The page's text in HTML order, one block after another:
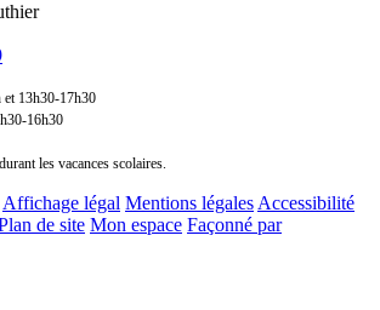
et 13h30-17h30
16h30
les vacances scolaires.
Affichage légal Mentions légales Accessibilité
de site Mon espace Façonné par